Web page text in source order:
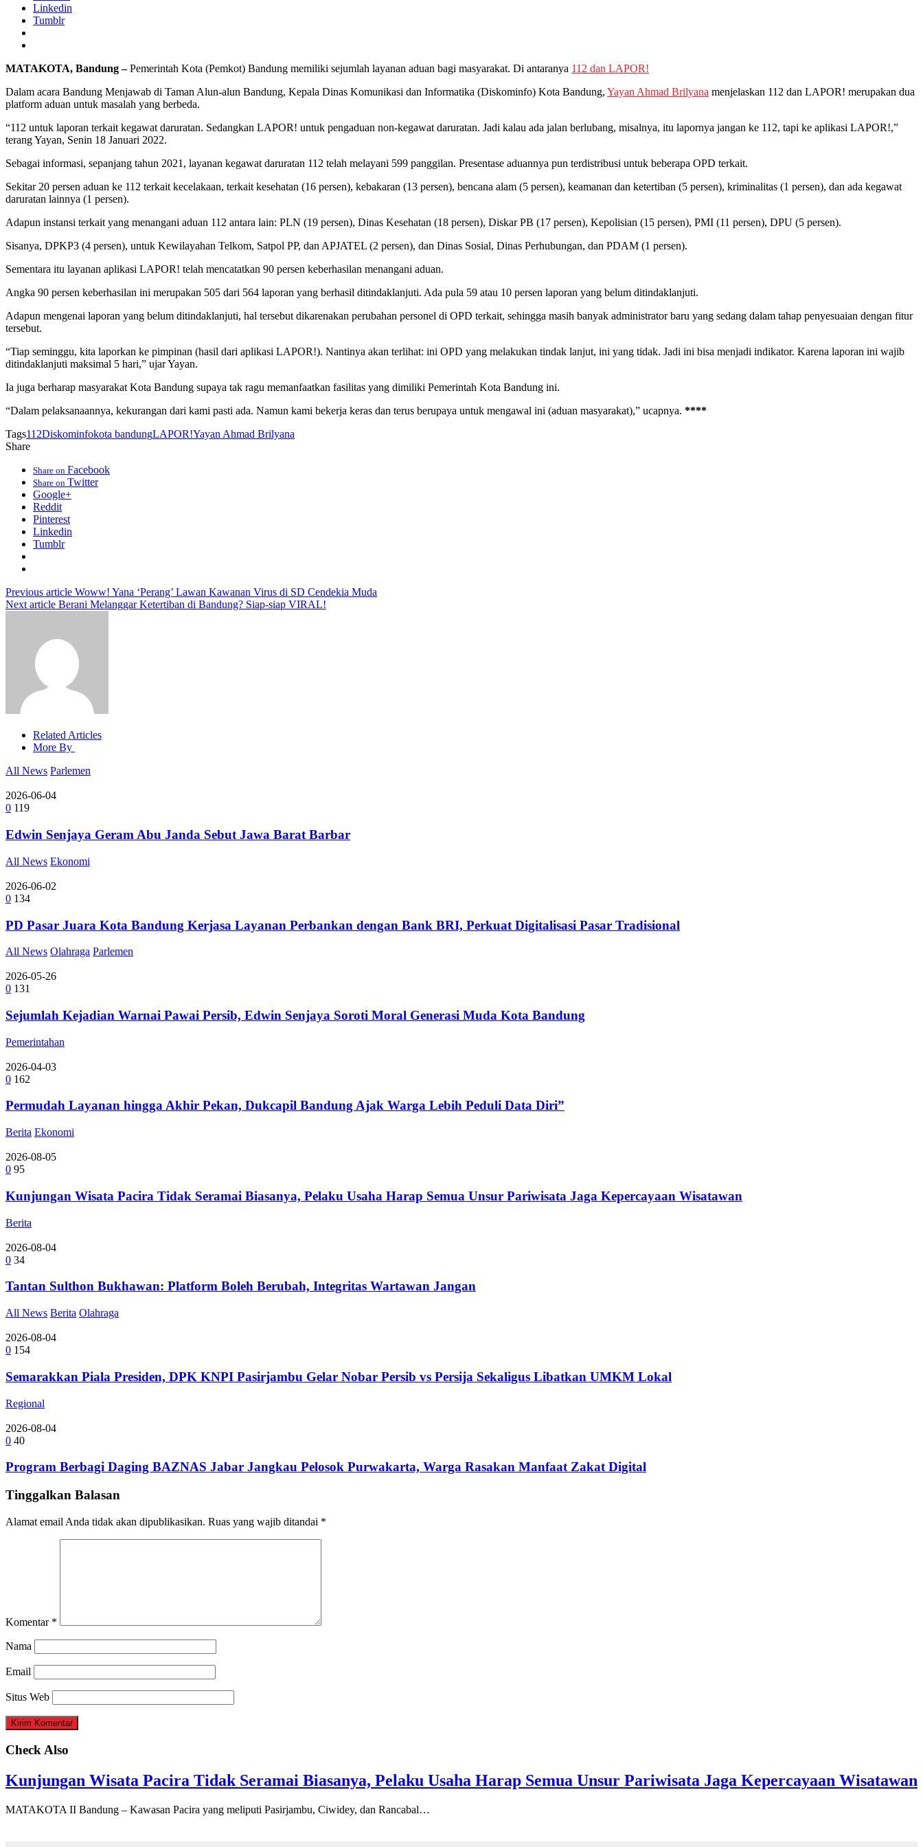
Linkedin
Tumblr
MATAKOTA, Bandung –Pemerintah Kota (Pemkot) Bandung memiliki sejumlah layanan aduan bagi masyarakat. Di antaranya 112 dan LAPOR!
Dalam acara Bandung Menjawab di Taman Alun-alun Bandung, Kepala Dinas Komunikasi dan Informatika (Diskominfo) Kota Bandung, Yayan Ahmad Brilyana menjelaskan 112 dan LAPOR! merupakan dua
platform aduan untuk masalah yang berbeda.
“112 untuk laporan terkait kegawat daruratan. Sedangkan LAPOR! untuk pengaduan non-kegawat daruratan. Jadi kalau ada jalan berlubang, misalnya, itu lapornya jangan ke 112, tapi ke aplikasi LAPOR!,”
terang Yayan, Senin 18 Januari 2022.
Sebagai informasi, sepanjang tahun 2021, layanan kegawat daruratan 112 telah melayani 599 panggilan. Presentase aduannya pun terdistribusi untuk beberapa OPD terkait.
Sekitar 20 persen aduan ke 112 terkait kecelakaan, terkait kesehatan (16 persen), kebakaran (13 persen), bencana alam (5 persen), keamanan dan ketertiban (5 persen), kriminalitas (1 persen), dan ada kegawat
daruratan lainnya (1 persen).
Adapun instansi terkait yang menangani aduan 112 antara lain: PLN (19 persen), Dinas Kesehatan (18 persen), Diskar PB (17 persen), Kepolisian (15 persen), PMI (11 persen), DPU (5 persen).
Sisanya, DPKP3 (4 persen), untuk Kewilayahan Telkom, Satpol PP, dan APJATEL (2 persen), dan Dinas Sosial, Dinas Perhubungan, dan PDAM (1 persen).
Sementara itu layanan aplikasi LAPOR! telah mencatatkan 90 persen keberhasilan menangani aduan.
Angka 90 persen keberhasilan ini merupakan 505 dari 564 laporan yang berhasil ditindaklanjuti. Ada pula 59 atau 10 persen laporan yang belum ditindaklanjuti.
Adapun mengenai laporan yang belum ditindaklanjuti, hal tersebut dikarenakan perubahan personel di OPD terkait, sehingga masih banyak administrator baru yang sedang dalam tahap penyesuaian dengan fitur
tersebut.
“Tiap seminggu, kita laporkan ke pimpinan (hasil dari aplikasi LAPOR!). Nantinya akan terlihat: ini OPD yang melakukan tindak lanjut, ini yang tidak. Jadi ini bisa menjadi indikator. Karena laporan ini wajib
ditindaklanjuti maksimal 5 hari,” ujar Yayan.
Ia juga berharap masyarakat Kota Bandung supaya tak ragu memanfaatkan fasilitas yang dimiliki Pemerintah Kota Bandung ini.
“Dalam pelaksanaannya, kekurangan dari kami pasti ada. Namun kami bekerja keras dan terus berupaya untuk mengawal ini (aduan masyarakat),” ucapnya. ****
Tags112Diskominfokota bandungLAPOR!Yayan Ahmad Brilyana
Share
Share on Facebook
Share on Twitter
Google+
Reddit
Pinterest
Linkedin
Tumblr
Previous article Woww! Yana ‘Perang’ Lawan Kawanan Virus di SD Cendekia Muda
Next article Berani Melanggar Ketertiban di Bandung? Siap-siap VIRAL!
Related Articles
More By
All News Parlemen
2026-06-04
0 119
Edwin Senjaya Geram Abu Janda Sebut Jawa Barat Barbar
All News Ekonomi
2026-06-02
0 134
PD Pasar Juara Kota Bandung Kerjasa Layanan Perbankan dengan Bank BRI, Perkuat Digitalisasi Pasar Tradisional
All News Olahraga Parlemen
2026-05-26
0 131
Sejumlah Kejadian Warnai Pawai Persib, Edwin Senjaya Soroti Moral Generasi Muda Kota Bandung
Pemerintahan
2026-04-03
0 162
Permudah Layanan hingga Akhir Pekan, Dukcapil Bandung Ajak Warga Lebih Peduli Data Diri”
Berita Ekonomi
2026-08-05
0 95
Kunjungan Wisata Pacira Tidak Seramai Biasanya, Pelaku Usaha Harap Semua Unsur Pariwisata Jaga Kepercayaan Wisatawan
Berita
2026-08-04
0 34
Tantan Sulthon Bukhawan: Platform Boleh Berubah, Integritas Wartawan Jangan
All News Berita Olahraga
2026-08-04
0 154
Semarakkan Piala Presiden, DPK KNPI Pasirjambu Gelar Nobar Persib vs Persija Sekaligus Libatkan UMKM Lokal
Regional
2026-08-04
0 40
Program Berbagi Daging BAZNAS Jabar Jangkau Pelosok Purwakarta, Warga Rasakan Manfaat Zakat Digital
Tinggalkan Balasan
Alamat email Anda tidak akan dipublikasikan. Ruas yang wajib ditandai *
Komentar *
Nama
Email
Situs Web
Check Also
Kunjungan Wisata Pacira Tidak Seramai Biasanya, Pelaku Usaha Harap Semua Unsur Pariwisata Jaga Kepercayaan Wisatawan
MATAKOTA II Bandung – Kawasan Pacira yang meliputi Pasirjambu, Ciwidey, dan Rancabal…